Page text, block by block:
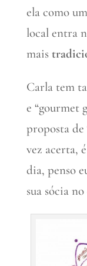
ela como
local entra
mais
Carla tem
e “gourmet
proposta de
vez acerta,
dia, penso
sua sócia